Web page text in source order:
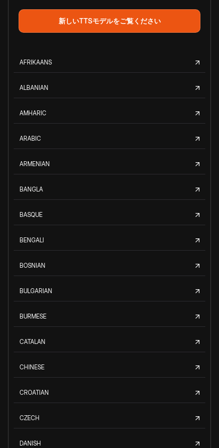
新しいTTSモデルをご覧ください
AFRIKAANS
ALBANIAN
AMHARIC
ARABIC
ARMENIAN
BANGLA
BASQUE
BENGALI
BOSNIAN
BULGARIAN
BURMESE
CATALAN
CHINESE
CROATIAN
CZECH
DANISH